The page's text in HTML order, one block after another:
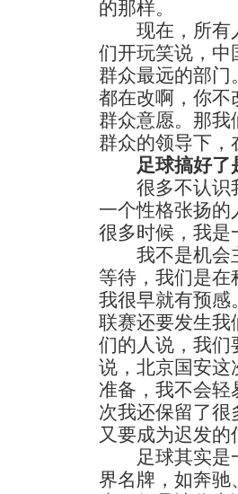
的那样。
现在，所有人
们开玩笑说，中
群众最远的部
都在改啊，你不
群众意愿。那
群众的领导下，
足球搞好了
很多不认识我
一个性格张扬
很多时候，我是
我不是机会主
等待，我们是在
我很早就有预感
联赛还要发生我
们的人说，我们
说，北京国安这
准备，我不会
次我还保留了
又要成为迟发的
足球其实是一
界名牌，如奔